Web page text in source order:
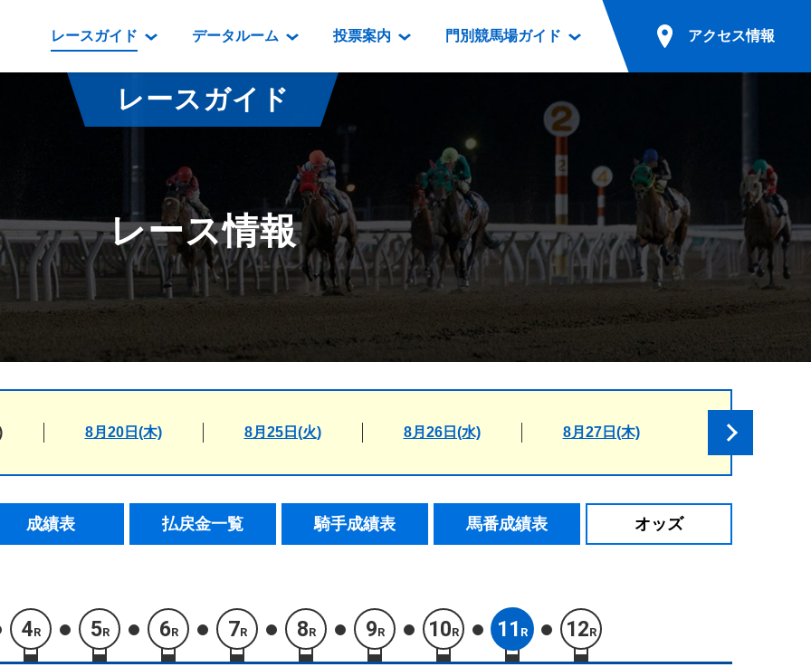
レースガイド
レース情報
払戻金一覧
騎手成績表
馬番成績表
オッズ
番組・級別表ダウンロード
開催カレンダー
重賞競走体系図
スタリオンシリーズ競走
道内の発売情報(PDF)
データルーム
データルーム
騎手・調教師紹介
坂路調教映像
遠征馬情報
番組編成要領
映像コンテンツ
重賞競走VTR
重賞競走参考VTR
レースダイジェスト
新馬ダイジェスト
投票案内
電話・インターネット投票
場外発売所
実況・テレホンサービス
発売・払戻
門別競馬場ガイド
門別競馬場情報
門別競馬場グルメ
とねっこジンギスカン
いずみ食堂
ルンビニフードカフェ
勝馬屋
アクセス情報
無料送迎バスでのご来場
公共の交通機関でのご来場
レースガイド
レース情報
8月20日(木) 8月25日(火) 8月26日(水) 8月27日(木)
成績表 払戻金一覧 騎手成績表 馬番成績表 オッズ
4R 5R 6R 7R 8R 9R 10R 11 R 12R